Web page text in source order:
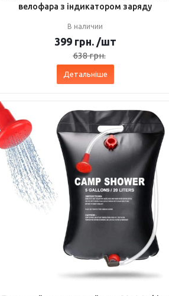
велофара з індикатором заряду
В наличии
399 грн. /шт
638грн.
Детальніше